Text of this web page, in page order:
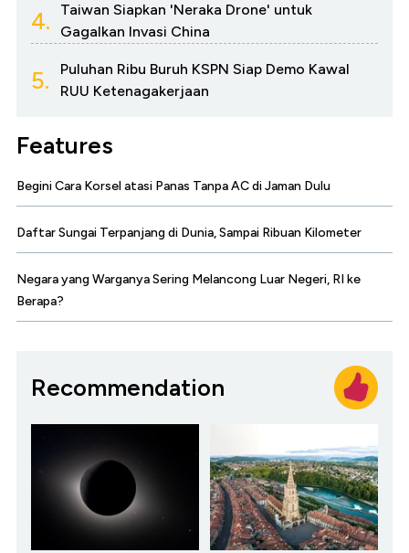
4.
Taiwan Siapkan 'Neraka Drone' untuk
Gagalkan Invasi China
5.
Puluhan Ribu Buruh KSPN Siap Demo Kawal
RUU Ketenagakerjaan
Features
Begini Cara Korsel atasi Panas Tanpa AC di Jaman Dulu
Daftar Sungai Terpanjang di Dunia, Sampai Ribuan Kilometer
Negara yang Warganya Sering Melancong Luar Negeri, RI ke
Berapa?
Recommendation